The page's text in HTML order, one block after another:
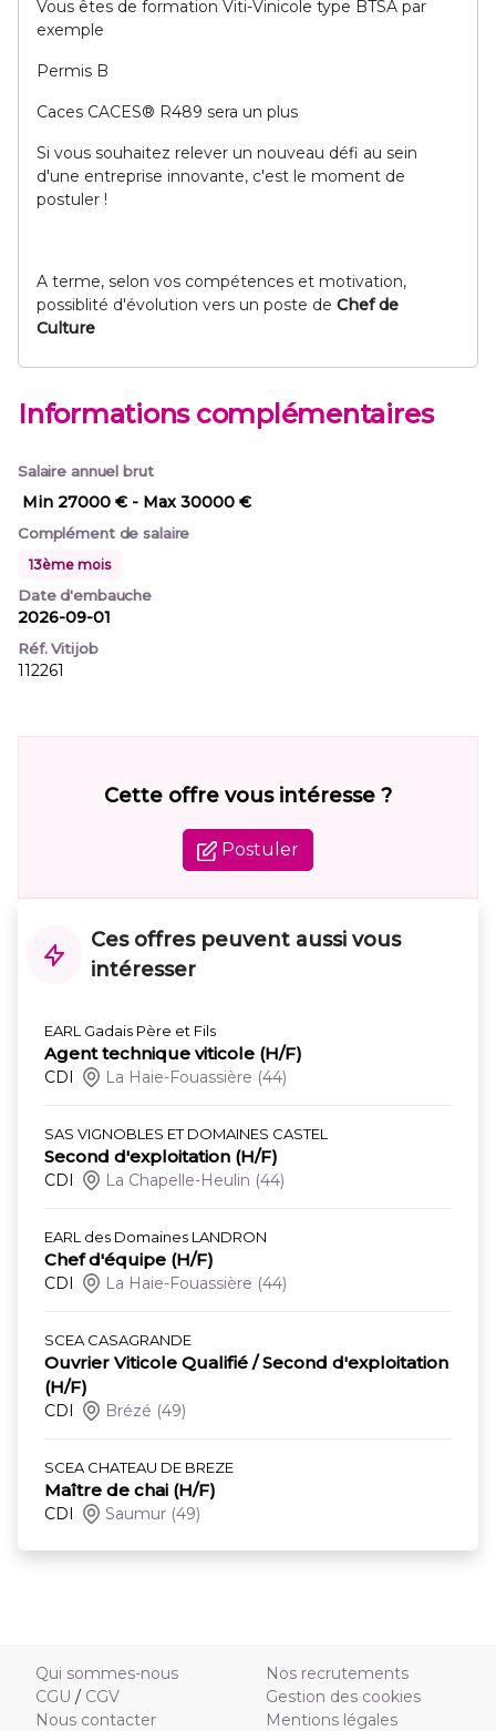
Vous êtes de formation Viti-Vinicole type BTSA par
exemple
Permis B
Caces CACES® R489 sera un plus
Si vous souhaitez relever un nouveau défi au sein
d'une entreprise innovante, c'est le moment de
postuler !
A terme, selon vos compétences et motivation,
possiblité d'évolution vers un poste de Chef de
Culture
Informations complémentaires
Salaire annuel brut
Min 27000 € - Max 30000 €
Complément de salaire
13ème mois
Date d'embauche
2026-09-01
Réf. Vitijob
112261
Cette offre vous intéresse ?
Postuler
Ces offres peuvent aussi vous
intéresser
EARL Gadais Père et Fils
Agent technique viticole (H/F)
CDI La Haie-Fouassière (44)
SAS VIGNOBLES ET DOMAINES CASTEL
Second d'exploitation (H/F)
CDI La Chapelle-Heulin (44)
EARL des Domaines LANDRON
Chef d'équipe (H/F)
CDI La Haie-Fouassière (44)
SCEA CASAGRANDE
Ouvrier Viticole Qualifié / Second d'exploitation
(H/F)
CDI Brézé (49)
SCEA CHATEAU DE BREZE
Maître de chai (H/F)
CDI Saumur (49)
Qui sommes-nous
CGU / CGV
Nous contacter
Nos recrutements
Gestion des cookies
Mentions légales